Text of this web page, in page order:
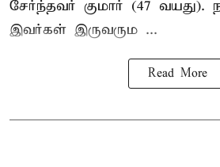
சேர்ந்தவர் குமார் (47
இவர்கள் இருவரும ...
Read More